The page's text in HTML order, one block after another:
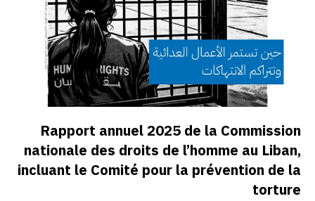
Rapport annuel 2025 de la Commission
nationale des droits de l’homme au Liban,
incluant le Comité pour la prévention de la
torture